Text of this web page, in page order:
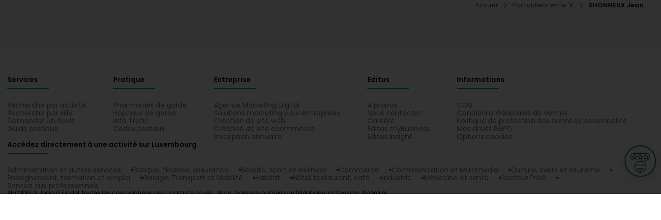
Accueil Particuliers lettre 'X' XHONNEUX Jean
Services
Recherche par activité
Recherche par ville
Demander un devis
Guide pratique
Pratique
Pharmacies de garde
Hôpitaux de garde
Info Trafic
Codes postaux
Entreprise
Agence Marketing Digital
Solutions marketing pour entreprises
Création de site web
Création de site ecommerce
Inscription annuaire
Editus
A propos
Nous contacter
Carrière
Editus myBusiness
Editus Insight
Informations
CGU
Conditions Générales de Ventes
Politique de protection des données personnelles
Mes droits RGPD
Options cookies
Accédez directement à une activité sur Luxembourg
Administration et autres services Banque, finance, assurance Beauté, sport et wellness Commerce Communication et Multimedia
Culture, loisirs et tourisme
Enseignement, formation et emploi
Garage, Transport et Mobilité Habitat Hôtel, restaurant, café Industrie Médecine et santé
Secteur Privé
Service aux professionnels
XHONNEUX Jean à Findel, toutes les coordonnées des contacts privés : Nom, adresse, numéro de téléphone, profession, itinéraire.